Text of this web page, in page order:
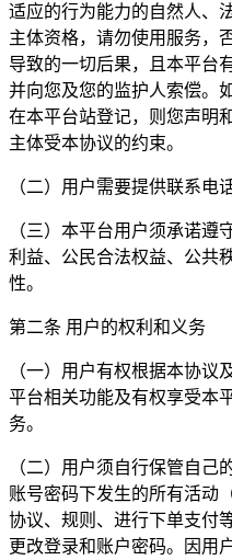
适应的行为能力的自然人、
主体资格，请勿使用服务，
导致的一切后果，且本平台
并向您及您的监护人索偿。
在本平台站登记，则您声明
主体受本协议的约束。
（二）用户需要提供联系电
（三）本平台用户须承诺遵
利益、公民合法权益、公共
性。
第二条 用户的权利和义务
（一）用户有权根据本协议
平台相关功能及有权享受本
务。
（二）用户须自行保管自己
账号密码下发生的所有活动
协议、规则、进行下单支付
更改登录和账户密码。因用